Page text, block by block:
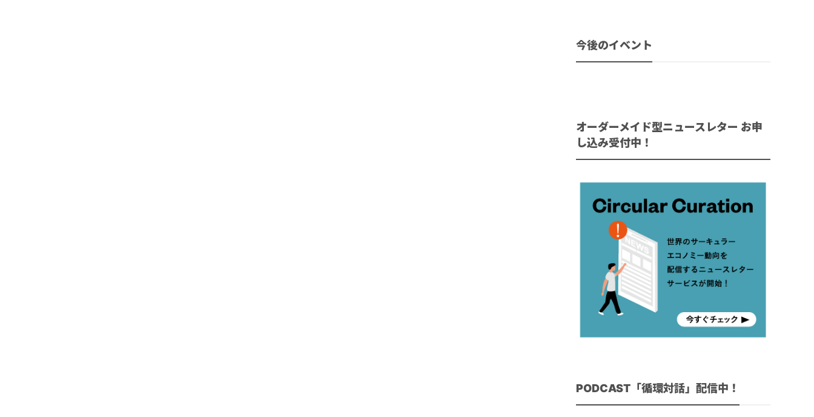
今後のイベント
オーダーメイド型ニュースレター お申
し込み受付中！
PODCAST「循環対話」配信中！